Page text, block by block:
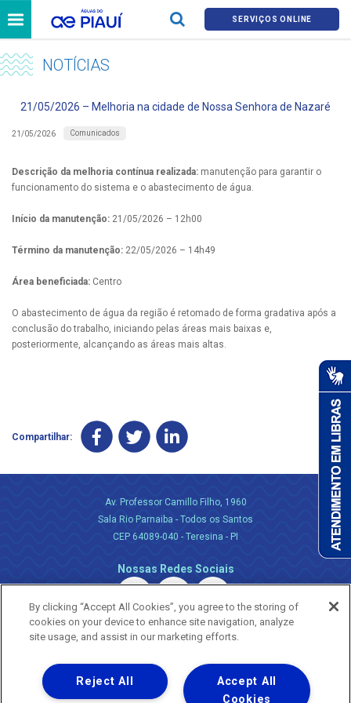
SERVIÇOS ONLINE
NOTÍCIAS
21/05/2026 – Melhoria na cidade de Nossa Senhora de Nazaré
21/05/2026 Comunicados
Descrição da melhoria contínua realizada: manutenção para garantir o
funcionamento do sistema e o abastecimento de água.
Início da manutenção: 21/05/2026 – 12h00
Término da manutenção: 22/05/2026 – 14h49
Área beneficiada: Centro
O abastecimento de água da região é retomado de forma gradativa após a
conclusão do trabalho, iniciando pelas áreas mais baixas e,
posteriormente, alcançando as áreas mais altas.
Compartilhar:
Av. Professor Camillo Filho, 1960
Sala Rio Parnaiba - Todos os Santos
CEP 64089-040 - Teresina - PI
Nossas Redes Sociais
Uma empresa
Copyright ® 2026 - Todos os Direitos Reservados.
By clicking “Accept All Cookies”, you agree to the storing of
cookies on your device to enhance site navigation, analyze
site usage, and assist in our marketing efforts.
Accept All
Cookies
Reject All